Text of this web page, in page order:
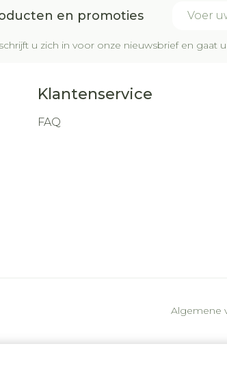
en promoties
u zich in voor onze nieuwsbrief en gaat
Klantenservice
FAQ
Algemene